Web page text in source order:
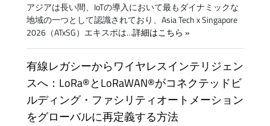
アジアは長い間、IoTの導入において最もダイナミックな
地域の一つとして認識されており、Asia Tech x Singapore
2026（ATxSG）エキスポは…詳細はこちら
有線レガシーからワイヤレスインテリジェン
スへ：LoRa®とLoRaWAN®がコネクテッドビ
ルディング・ファシリティオートメーション
をグローバルに再定義する方法